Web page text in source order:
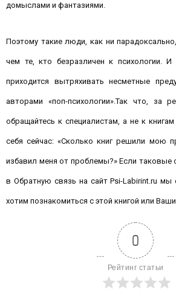
домыслами и фантазиями.
Поэтому такие люди, как ни
чем те, кто безразличен к психологии.
приходится вытряхивать несметные
авторами «поп-психологии».Так что, за
обращайтесь к специалистам, а не к
себя сейчас: «Сколько книг решили мою
избавил меня от проблемы?» Если таковые
в Обратную связь на сайт Psi-Labirint.ru мы
хотим познакомиться с этой книгой или
0
Рейтинг статьи